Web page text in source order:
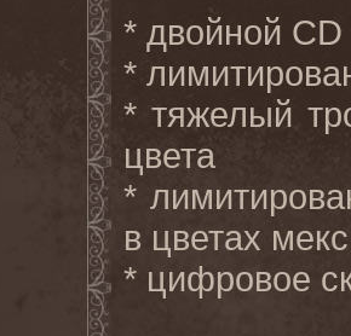
* двойной CD
*
* тяжелый
цвета
*
в цветах
* цифровое